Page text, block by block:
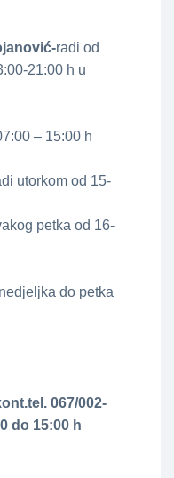
radi od
21:00 h u
– 15:00 h
utorkom od 15-
petka od 16-
do petka
067/002-
do 15:00 h